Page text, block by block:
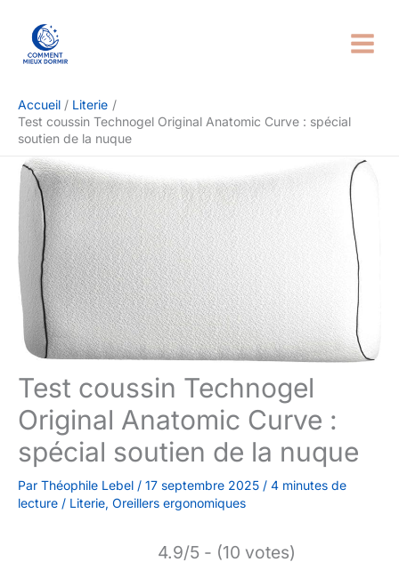
contenu
Accueil
Literie
Test coussin Technogel Original Anatomic Curve : spécial
soutien de la nuque
Test coussin Technogel
Original Anatomic Curve :
spécial soutien de la nuque
Par Théophile Lebel / 17 septembre 2025 / 4 minutes de
lecture / Literie, Oreillers ergonomiques
4.9/5 - (10 votes)